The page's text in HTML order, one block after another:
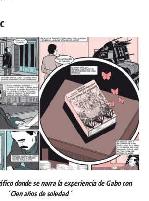
donde se narra la experiencia de Gabo con
´Cien años de soledad´